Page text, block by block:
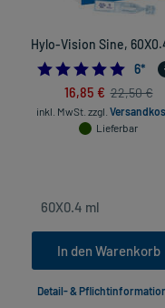
Hylo-Vision Sine,
5.0
6*
16,85 € 22,50 €
inkl. MwSt. zzgl.
Lieferbar
In den Warenkorb
Detail- &